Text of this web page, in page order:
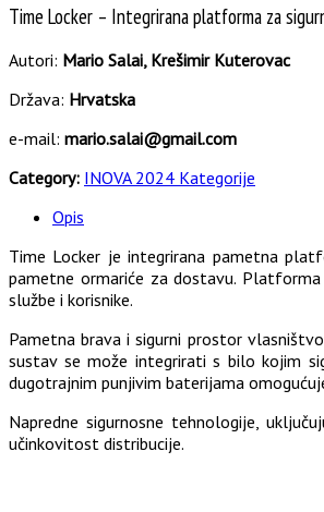
Time Locker – Integrirana platforma za
Autori: Mario Salai, Krešimir Kuterovac
Država: Hrvatska
e-mail: mario.salai@gmail.com
Category: INOVA 2024 Kategorije
Opis
Time Locker je integrirana pametna
pametne ormariće za dostavu.
službe i korisnike.
Pametna brava i sigurni prostor
sustav se može integrirati s bilo kojim
dugotrajnim punjivim baterijama
Napredne sigurnosne tehnologije,
učinkovitost distribucije.